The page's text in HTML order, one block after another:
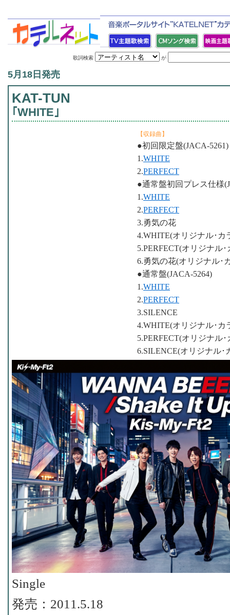
歌詞検索 が
5月18日発売
KAT-TUN
｢WHITE｣
【収録曲】
●初回限定盤(JACA-5261)
1.WHITE
2.PERFECT
●通常盤初回プレス仕様
1.WHITE
2.PERFECT
3.勇気の花
4.WHITE(オリジナル･カ
5.PERFECT(オリジナル
6.勇気の花(オリジナル･
●通常盤(JACA-5264)
1.WHITE
2.PERFECT
3.SILENCE
4.WHITE(オリジナル･カ
5.PERFECT(オリジナル
6.SILENCE(オリジナル･
Single
発売：2011.5.18